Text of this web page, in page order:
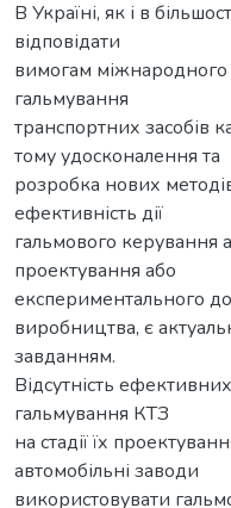
В Україні, як і в
відповідати
вимогам міжнародного
гальмування
транспортних засобів
тому удосконалення та
розробка нових
ефективність дії
гальмового керування
проектування або
експериментального
виробництва, є
завданням.
Відсутність
гальмування КТЗ
на стадії їх
автомобільні заводи
використовувати